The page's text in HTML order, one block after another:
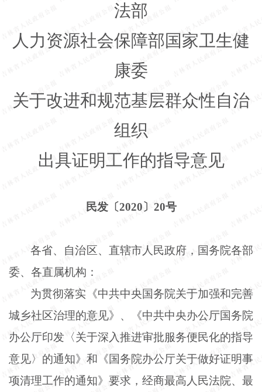
法部
人力资源社会保障部国家卫生健
康委
关于改进和规范基层群众性自治
组织
出具证明工作的指导意见
民发〔2020〕20号
各省、自治区、直辖市人民政府，国务院各部
委、各直属机构：
为贯彻落实《中共中央国务院关于加强和完善
城乡社区治理的意见》、《中共中央办公厅国务院
办公厅印发〈关于深入推进审批服务便民化的指导
意见〉的通知》和《国务院办公厅关于做好证明事
项清理工作的通知》要求，经商最高人民法院、最